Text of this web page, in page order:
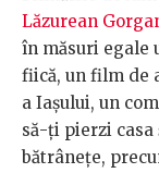
Lăzurean
în măsuri egale
fiică, un film de
a Iașului, un
să-ți pierzi
bătrânețe,